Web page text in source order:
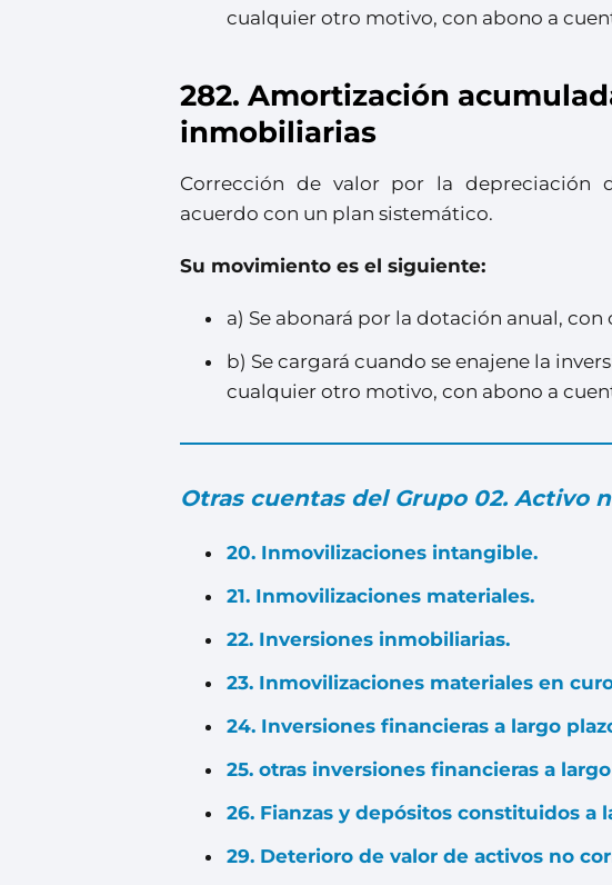
cualquier otro motivo, con abono a
282. Amortización
inmobiliarias
Corrección de valor por la depreciación
acuerdo con un plan sistemático.
Su movimiento es el siguiente:
a) Se abonará por la dotación anual, con
b) Se cargará cuando se enajene la
cualquier otro motivo, con abono a
Otras cuentas del Grupo 02. Activo
20. Inmovilizaciones intangible.
21. Inmovilizaciones materiales.
22. Inversiones inmobiliarias.
23. Inmovilizaciones materiales en
24. Inversiones financieras a largo
25. otras inversiones financieras a
26. Fianzas y depósitos constituidos a
29. Deterioro de valor de activos no